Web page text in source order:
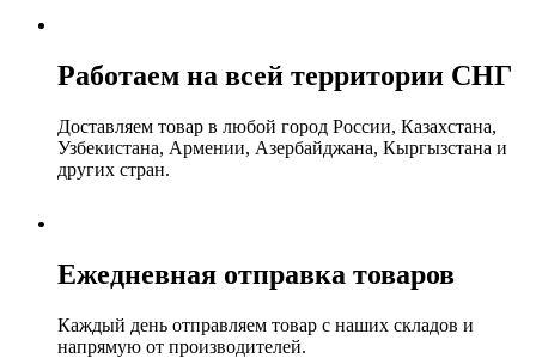
Работаем на всей территории СНГ
Доставляем товар в любой город России, Казахстана,
Узбекистана, Армении, Азербайджана, Кыргызстана и
других стран.
Ежедневная отправка товаров
Каждый день отправляем товар с наших складов и
напрямую от производителей.